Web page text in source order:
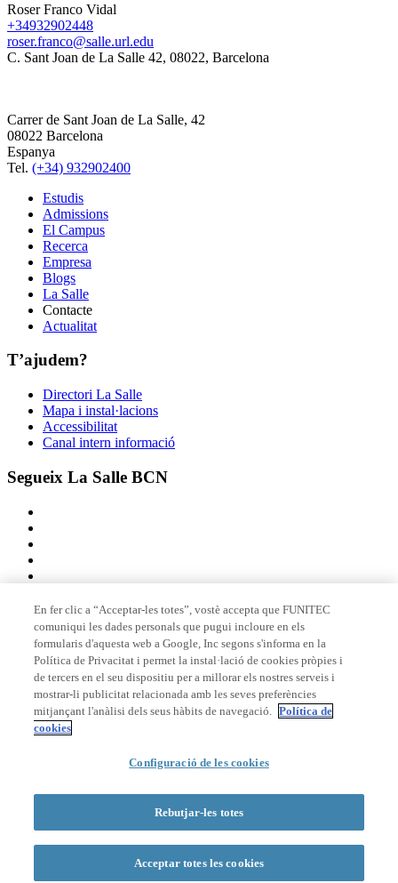
Roser Franco Vidal
+34932902448
roser.franco@salle.url.edu
C. Sant Joan de La Salle 42, 08022, Barcelona
Carrer de Sant Joan de La Salle, 42
08022 Barcelona
Espanya
Tel. (+34) 932902400
Estudis
Admissions
El Campus
Recerca
Empresa
Blogs
La Salle
Contacte
Actualitat
T’ajudem?
Directori La Salle
Mapa i instal·lacions
Accessibilitat
Canal intern informació
Segueix La Salle BCN
Membre de
Acreditacions
© 2026 La Salle Campus Barcelona - URL |Avís legal
Formulari de cerca
En fer clic a “Acceptar-les totes”, vostè accepta que FUNITEC
comuniqui les dades personals que pugui incloure en els
formularis d'aquesta web a Google, Inc segons s'informa en la
Política de Privacitat i permet la instal·lació de cookies pròpies i
de tercers en el seu dispositiu per a millorar els nostres serveis i
mostrar-li publicitat relacionada amb les seves preferències
mitjançant l'anàlisi dels seus hàbits de navegació. Política de
cookies
Configuració de les cookies
Rebutjar-les totes
Acceptar totes les cookies